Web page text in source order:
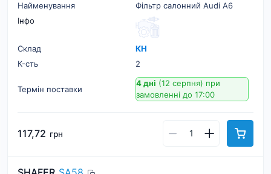
Найменування
Фільтр салонний Audi A6
Інфо
Склад
КН
К-cть
2
Термін поставки
4 дні (12 серпня) при
замовленні до 17:00
117,72 грн